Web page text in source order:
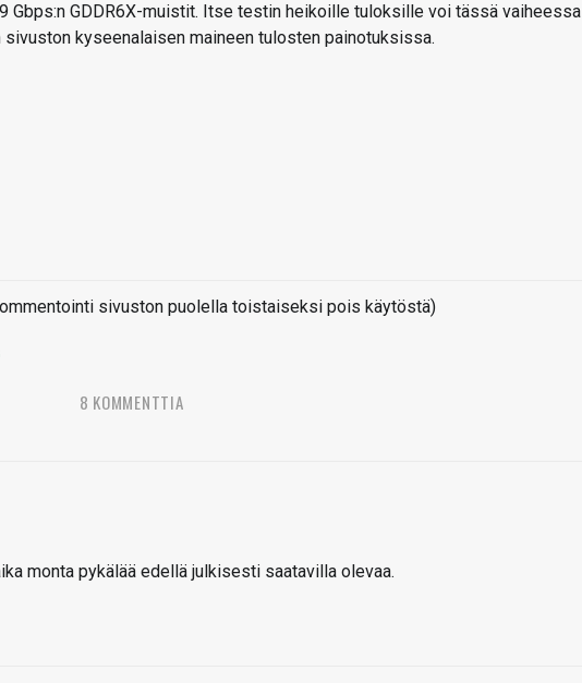
GDDR6X-muistit. Itse testin heikoille tuloksille voi tässä vaiheessa
kyseenalaisen maineen tulosten painotuksissa.
sivuston puolella toistaiseksi pois käytöstä)
8 KOMMENTTIA
monta pykälää edellä julkisesti saatavilla olevaa.